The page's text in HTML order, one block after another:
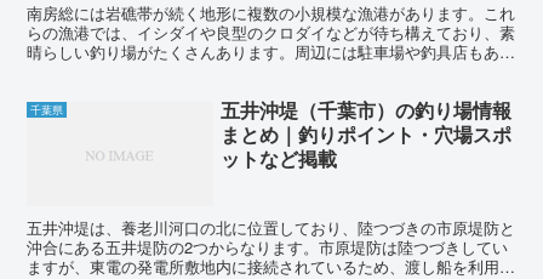
南房総には岩礁帯が続く地形に複数の小規模な漁港があります。これ
らの漁港では、イシダイや良型のクロダイなどが待ち構えており、素
晴らしい釣り場がたくさんあります。周辺には駐車場や釣具店もあり
千葉県
五井沖堤（千葉市）の釣り場情報
まとめ｜釣りポイント・穴場スポ
ットなど掲載
五井沖堤は、養老川河口の北に位置しており、陸つづきの市原堤防と
沖合にある五井堤防の2つからなります。市原堤防は陸つづきしてい
ますが、東電の発電所敷地内に接続されているため、渡し船を利用す